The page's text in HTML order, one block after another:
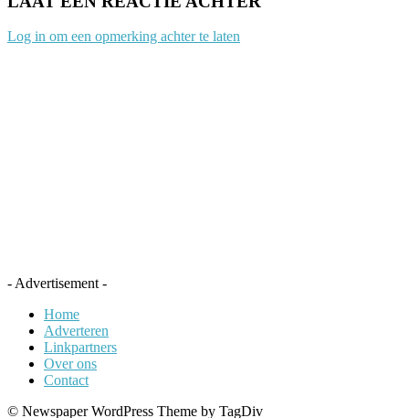
Log in om een opmerking achter te laten
- Advertisement -
Home
Adverteren
Linkpartners
Over ons
Contact
© Newspaper WordPress Theme by TagDiv